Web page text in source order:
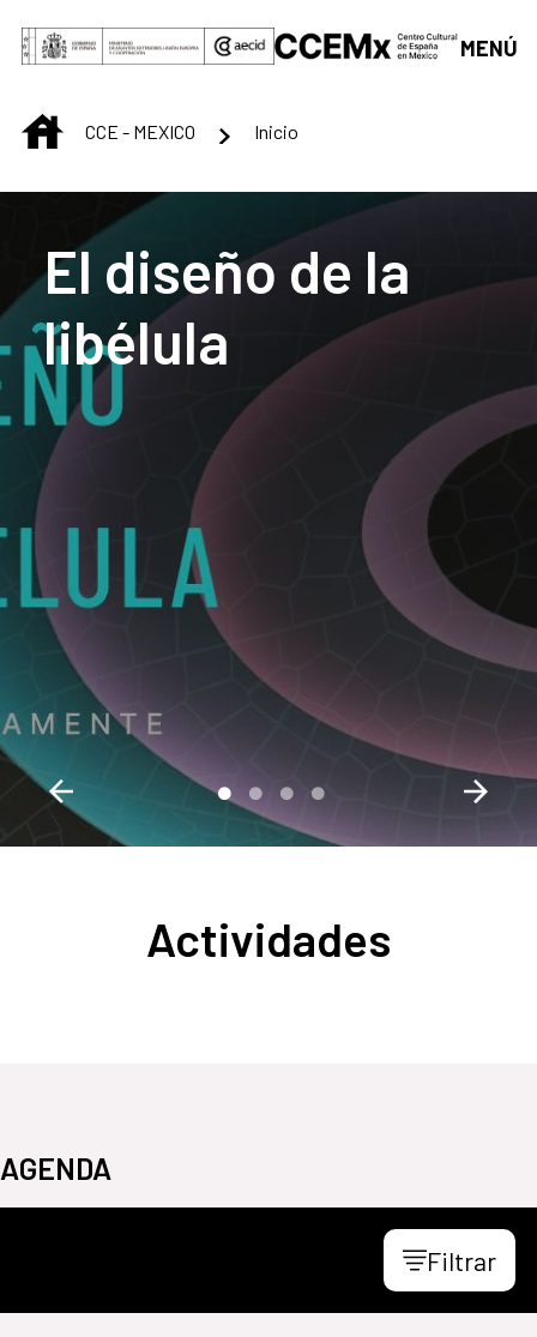
Saltar al contenido principal
MENÚ
INICIOCCE - MEXICO Inicio
Centro Cultural de
El diseño de la
libélula
Actividades
AGENDA
Filtrar